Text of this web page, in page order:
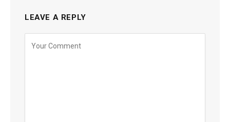
LEAVE A REPLY